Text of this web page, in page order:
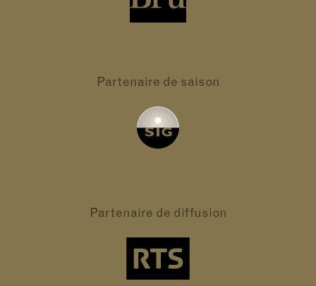
Partenaire de saison
Partenaire de diffusion